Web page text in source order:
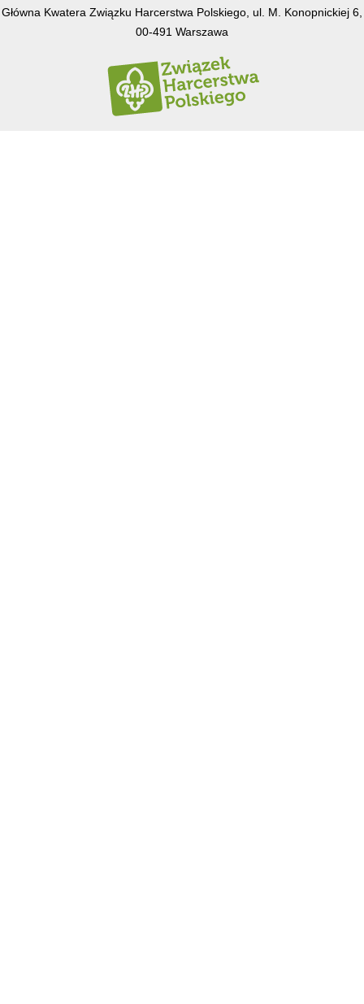
Główna Kwatera Związku Harcerstwa Polskiego, ul. M. Konopnickiej 6,
00-491 Warszawa